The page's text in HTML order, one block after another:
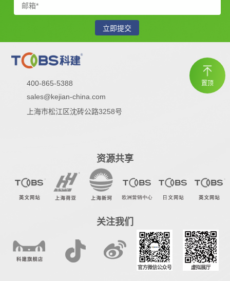
立即提交
400-865-5388
sales@kejian-china.com
上海市松江区沈砖公路3258号
资源共享
关注我们
置顶